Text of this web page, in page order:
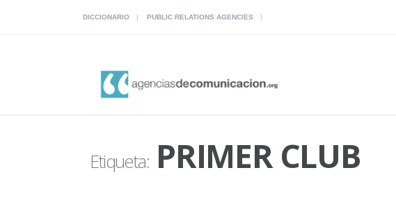
DICCIONARIO PUBLIC RELATIONS AGENCIES
Etiqueta:PRIMER CLUB